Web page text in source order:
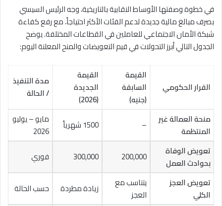
في خطوة وصفتها الأوساط النقابية بالتاريخية، وجه الرئيس السيسي
بصرف مبالغ مالية جديدة لدعم الفئات الأكثر احتياجاً، مع رفع كفاءة
شبكة الأمان الاجتماعي للعاملين في القطاعات المختلفة. يوضح
الجدول التالي أبرز التحولات في قيم التعويضات والمنح المعلنة اليوم:
القرار الحكومي
القيمة
السابقة
(جنيه)
القيمة
الجديدة
(2026)
مدة التنفيذ
/ الحالة
منحة العمالة غير
المنتظمة
– 1500 شهرياً
مايو – يوليو
2026
تعويض الوفاة
بحوادث العمل
200,000
300,000
فوري
تعويض العجز
الكلي
يتناسب مع
العجز
زيادة مطردة
حسب الحالة